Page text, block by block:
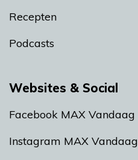
Recepten
Podcasts
Websites & Social
Facebook MAX Vandaag
Instagram MAX Vandaag